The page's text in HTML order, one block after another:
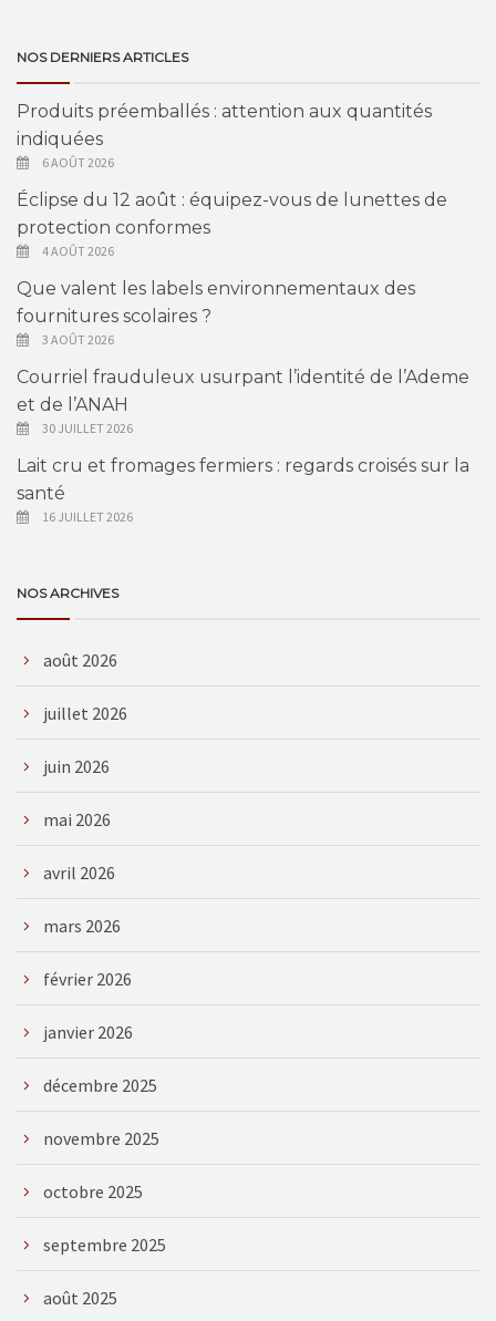
NOS DERNIERS ARTICLES
Produits préemballés : attention aux quantités
indiquées
6 AOÛT 2026
Éclipse du 12 août : équipez-vous de lunettes de
protection conformes
4 AOÛT 2026
Que valent les labels environnementaux des
fournitures scolaires ?
3 AOÛT 2026
Courriel frauduleux usurpant l’identité de l’Ademe
et de l’ANAH
30 JUILLET 2026
Lait cru et fromages fermiers : regards croisés sur la
santé
16 JUILLET 2026
NOS ARCHIVES
août 2026
juillet 2026
juin 2026
mai 2026
avril 2026
mars 2026
février 2026
janvier 2026
décembre 2025
novembre 2025
octobre 2025
septembre 2025
août 2025